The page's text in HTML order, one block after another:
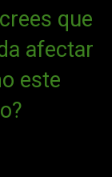
que
afectar
este